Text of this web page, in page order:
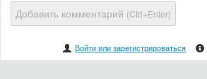
Добавить комментарий (Ctrl+Enter)
Войти или зарегистрироваться